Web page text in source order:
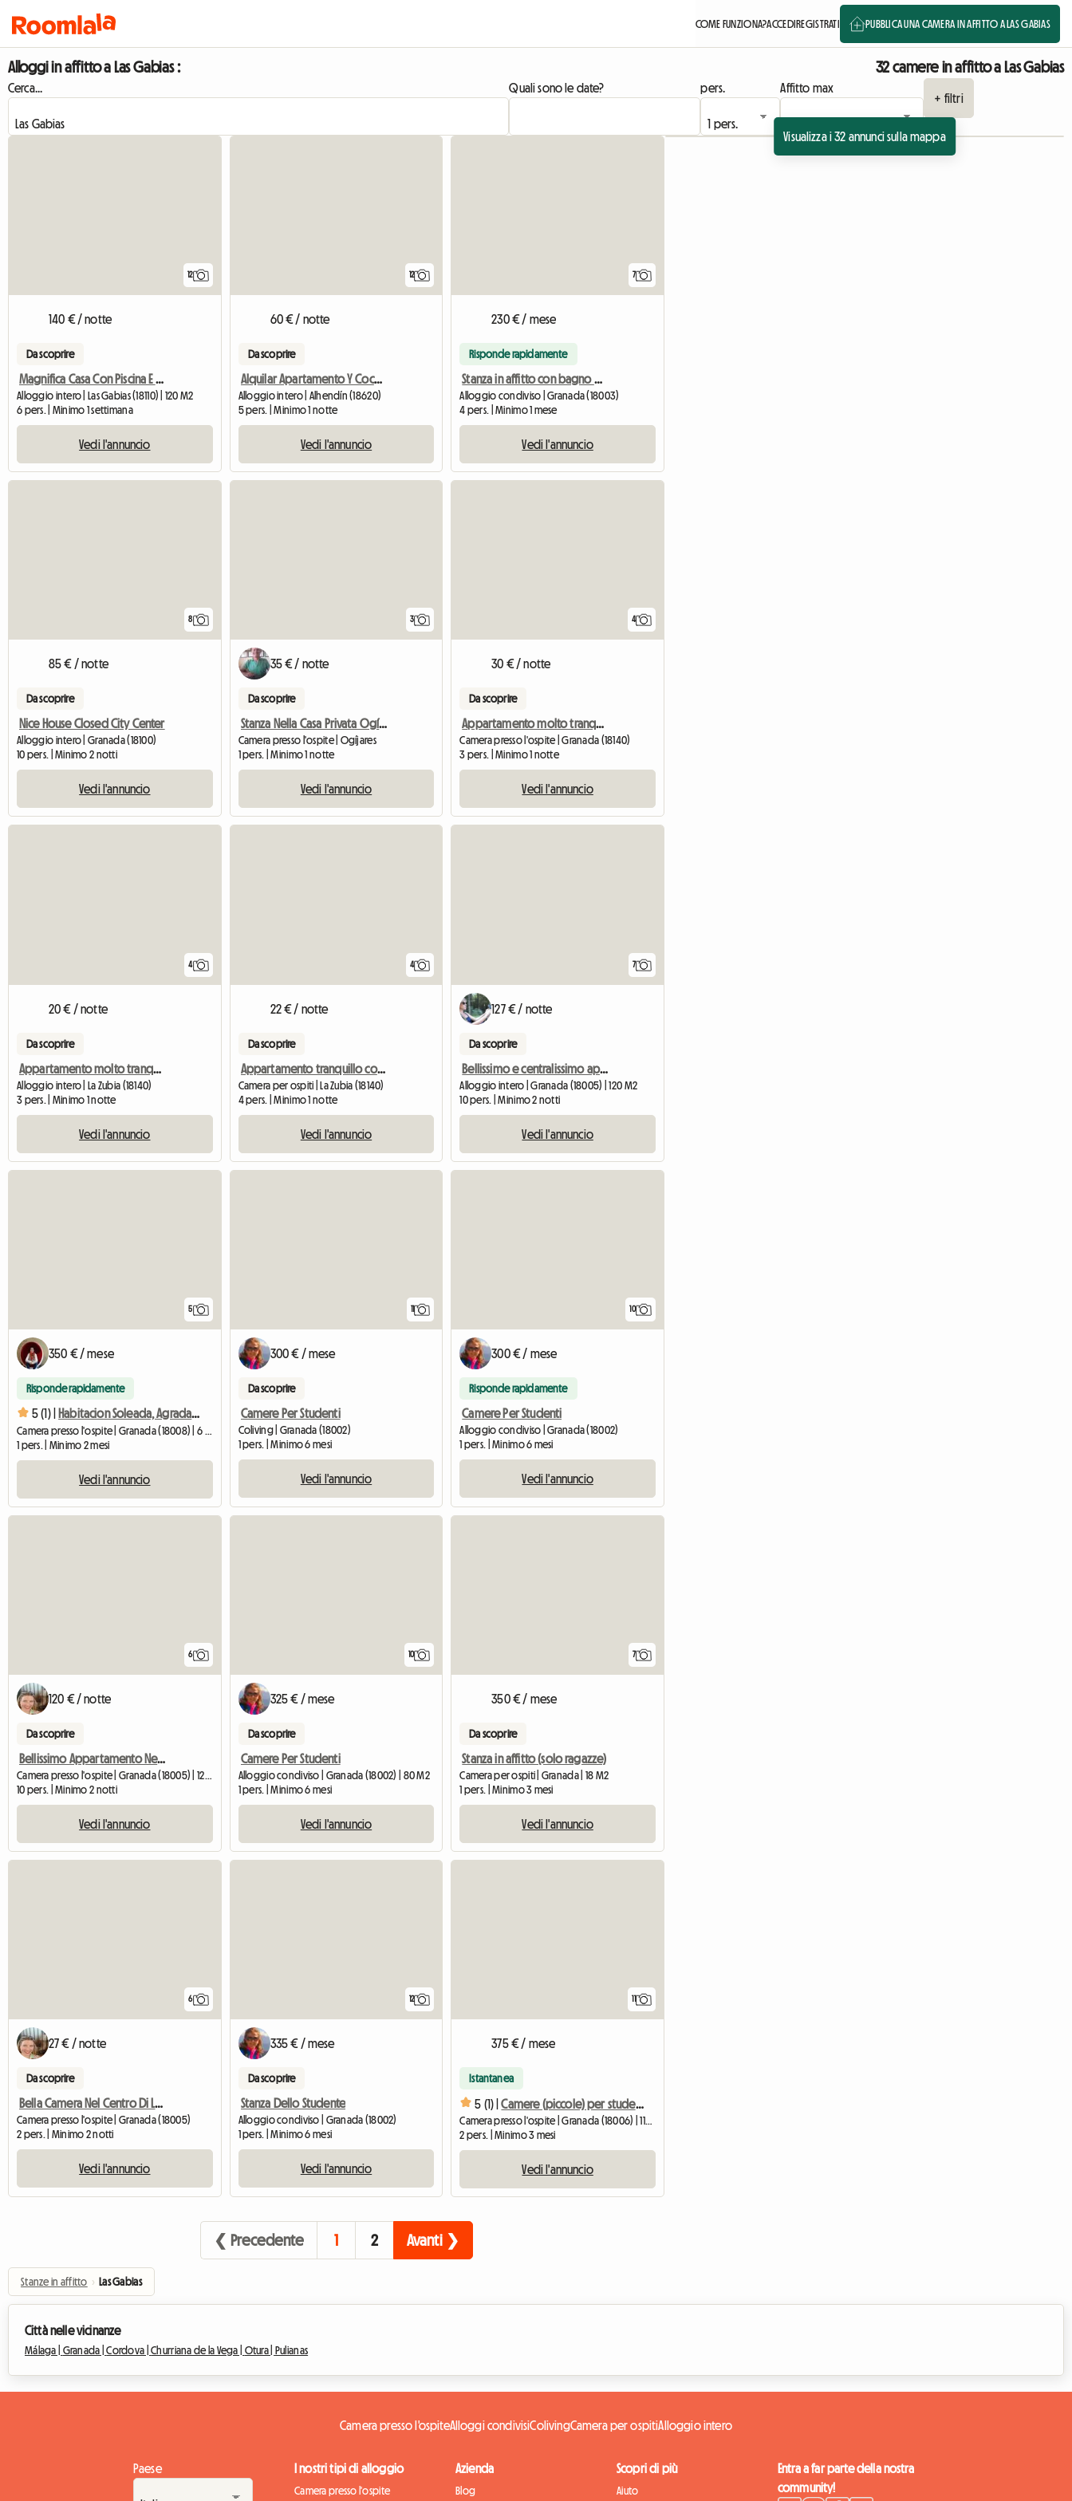
COME FUNZIONA?ACCEDIREGISTRATI PUBBLICA UNA CAMERA IN AFFITTO A LAS GABIAS
Alloggi in affitto a Las Gabias : 32 camere in affitto a Las Gabias
Cerca... Quali sono le date? pers.
Affitto max
+ filtri
Visualizza i 32 annunci sulla mappa
12
140 € / notte
Da scoprire
Magnifica Casa Con Piscina E Camino
Alloggio intero | Las Gabias (18110) | 120 M2
6 pers. | Minimo 1 settimana
Vedi l'annuncio
12
60 € / notte
Da scoprire
Alquilar Apartamento Y Cochera (Granada)
Alloggio intero | Alhendín (18620)
5 pers. | Minimo 1 notte
Vedi l'annuncio
7
230 € / mese
Risponde rapidamente
Stanza in affitto con bagno privato
Alloggio condiviso | Granada (18003)
4 pers. | Minimo 1 mese
Vedi l'annuncio
8
85 € / notte
Da scoprire
Nice House Closed City Center
Alloggio intero | Granada (18100)
10 pers. | Minimo 2 notti
Vedi l'annuncio
3
35 € / notte
Da scoprire
Stanza Nella Casa Privata Ogíjares
Camera presso l'ospite | Ogíjares
1 pers. | Minimo 1 notte
Vedi l'annuncio
4
30 € / notte
Da scoprire
Appartamento molto tranquillo con piscina
Camera presso l'ospite | Granada (18140)
3 pers. | Minimo 1 notte
Vedi l'annuncio
4
20 € / notte
Da scoprire
Appartamento molto tranquillo con piscina
Alloggio intero | La Zubia (18140)
3 pers. | Minimo 1 notte
Vedi l'annuncio
4
22 € / notte
Da scoprire
Appartamento tranquillo con vista
Camera per ospiti | La Zubia (18140)
4 pers. | Minimo 1 notte
Vedi l'annuncio
7
127 € / notte
Da scoprire
Bellissimo e centralissimo appartamento nella splendida Granada
Alloggio intero | Granada (18005) | 120 M2
10 pers. | Minimo 2 notti
Vedi l'annuncio
5
350 € / mese
Risponde rapidamente
5 (1) | Habitacion Soleada, Agradable, Con Vistas A Sierra Nevada
Camera presso l'ospite | Granada (18008) | 6 M2
1 pers. | Minimo 2 mesi
Vedi l'annuncio
11
300 € / mese
Da scoprire
Camere Per Studenti
Coliving | Granada (18002)
1 pers. | Minimo 6 mesi
Vedi l'annuncio
10
300 € / mese
Risponde rapidamente
Camere Per Studenti
Alloggio condiviso | Granada (18002)
1 pers. | Minimo 6 mesi
Vedi l'annuncio
6
120 € / notte
Da scoprire
Bellissimo Appartamento Nel Centro Di La Bonita Granada
Camera presso l'ospite | Granada (18005) | 120 M2
10 pers. | Minimo 2 notti
Vedi l'annuncio
10
325 € / mese
Da scoprire
Camere Per Studenti
Alloggio condiviso | Granada (18002) | 80 M2
1 pers. | Minimo 6 mesi
Vedi l'annuncio
7
350 € / mese
Da scoprire
Stanza in affitto (solo ragazze)
Camera per ospiti | Granada | 18 M2
1 pers. | Minimo 3 mesi
Vedi l'annuncio
6
27 € / notte
Da scoprire
Bella Camera Nel Centro Di La Bonita Granada
Camera presso l'ospite | Granada (18005)
2 pers. | Minimo 2 notti
Vedi l'annuncio
12
335 € / mese
Da scoprire
Stanza Dello Studente
Alloggio condiviso | Granada (18002)
1 pers. | Minimo 6 mesi
Vedi l'annuncio
375 € / mese
Istantanea
5 (1) | Camere (piccole) per studenti o lavoratori
Camera presso l'ospite | Granada (18006) | 110 M2
2 pers. | Minimo 3 mesi
Vedi l'annuncio
❮ Precedente 1 2 Avanti ❯
Stanze in affitto › Las Gabias
Città nelle vicinanze
Málaga | Granada |Cordova |Churriana de la Vega | Otura | Pulianas
Camera presso l'ospiteAlloggi condivisiColivingCamera per ospitiAlloggio intero
Paese I nostri tipi di alloggio
Camera presso l'ospite
Azienda
Blog
Scopri di più
Aiuto
Entra a far parte della nostra
community!